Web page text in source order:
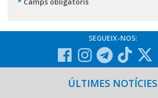
SEGUEIX-NOS:
ÚLTIMES NOTÍCIES